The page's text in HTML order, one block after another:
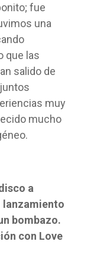
fue
una
que las
salido de
muy
mucho
a
lanzamiento
bombazo.
con Love